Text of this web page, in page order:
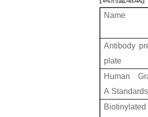
Name
Antibody
plate
Human
A Standards
Biotinylated